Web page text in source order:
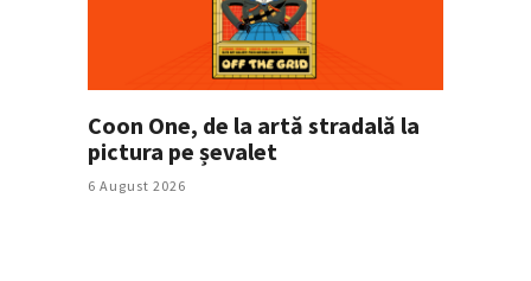
Coon One, de la artă stradală la
pictura pe șevalet
6 August 2026